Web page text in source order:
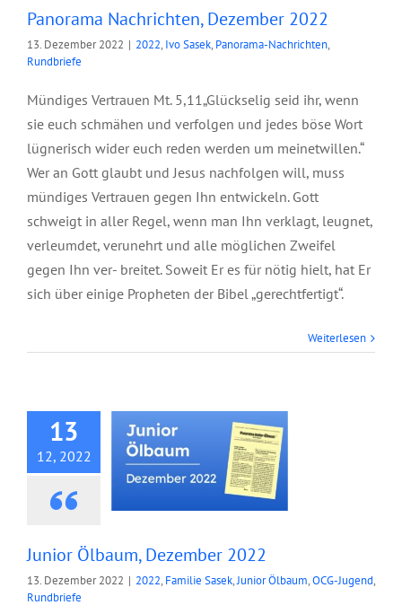
Panorama Nachrichten, Dezember 2022
13. Dezember 2022 | 2022, Ivo Sasek, Panorama-Nachrichten,
Rundbriefe
Mündiges Vertrauen Mt. 5,11„Glückselig seid ihr, wenn
sie euch schmähen und verfolgen und jedes böse Wort
lügnerisch wider euch reden werden um meinetwillen.“
Wer an Gott glaubt und Jesus nachfolgen will, muss
mündiges Vertrauen gegen Ihn entwickeln. Gott
schweigt in aller Regel, wenn man Ihn verklagt, leugnet,
verleumdet, verunehrt und alle möglichen Zweifel
gegen Ihn ver- breitet. Soweit Er es für nötig hielt, hat Er
sich über einige Propheten der Bibel „gerechtfertigt“.
Weiterlesen
13
12, 2022
Junior Ölbaum,
Junior Ölbaum, Dezember 2022
13. Dezember 2022 | 2022, Familie Sasek,Junior Ölbaum,OCG-Jugend,
Rundbriefe